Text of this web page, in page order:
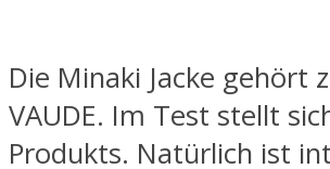
Die Minaki Jacke gehört
VAUDE. Im Test stellt
Produkts. Natürlich ist